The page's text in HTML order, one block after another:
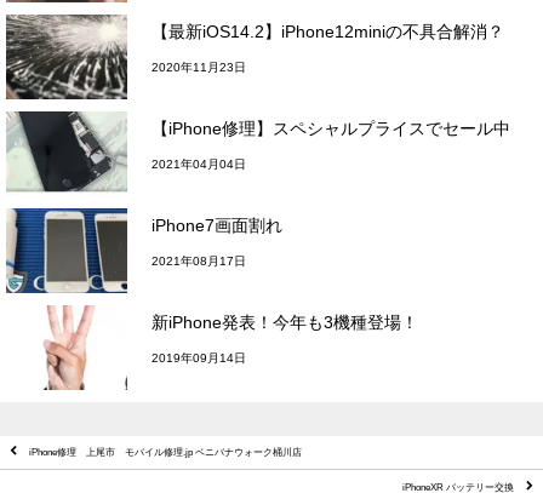
【最新iOS14.2】iPhone12miniの不具合解消？
2020年11月23日
【iPhone修理】スペシャルプライスでセール中
2021年04月04日
iPhone7画面割れ
2021年08月17日
新iPhone発表！今年も3機種登場！
2019年09月14日
iPhone修理 上尾市 モバイル修理.jp ベニバナウォーク桶川店
iPhoneXR バッテリー交換